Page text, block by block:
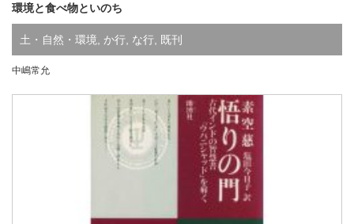
環境と食べ物といのち
土・自然・環境 か行 な行 既刊
中嶋常允